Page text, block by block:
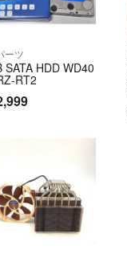
ーツ
SATA HDD WD40
RT2